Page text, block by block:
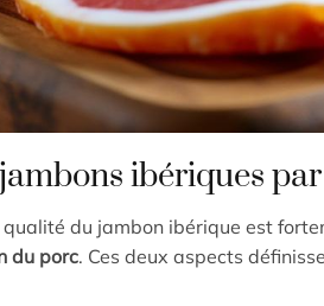
ibériques
du jambon ibérique est
du porc. Ces deux aspects